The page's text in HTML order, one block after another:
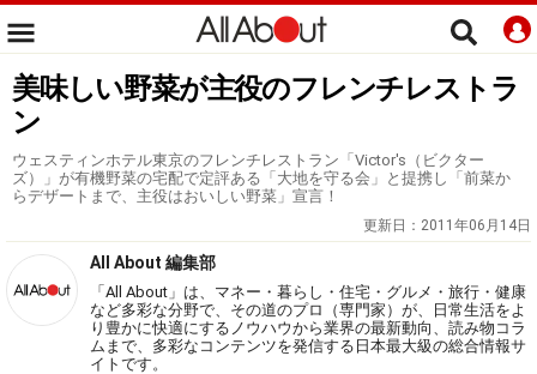
美味しい野菜が主役のフレンチレストラ
ン
ウェスティンホテル東京のフレンチレストラン「Victor's（ビクター
ズ）」が有機野菜の宅配で定評ある「大地を守る会」と提携し「前菜か
らデザートまで、主役はおいしい野菜」宣言！
更新日： 2011年06月14日
All About 編集部
「All About」は、マネー・暮らし・住宅・グルメ・旅行・健康
など多彩な分野で、その道のプロ（専門家）が、日常生活をよ
り豊かに快適にするノウハウから業界の最新動向、読み物コラ
ムまで、多彩なコンテンツを発信する日本最大級の総合情報サ
イトです。